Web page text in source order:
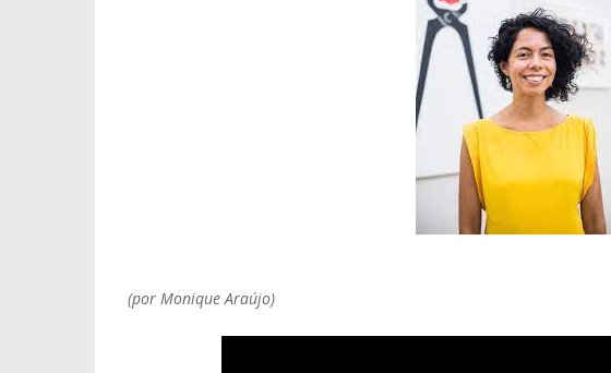
(por Monique Araújo)